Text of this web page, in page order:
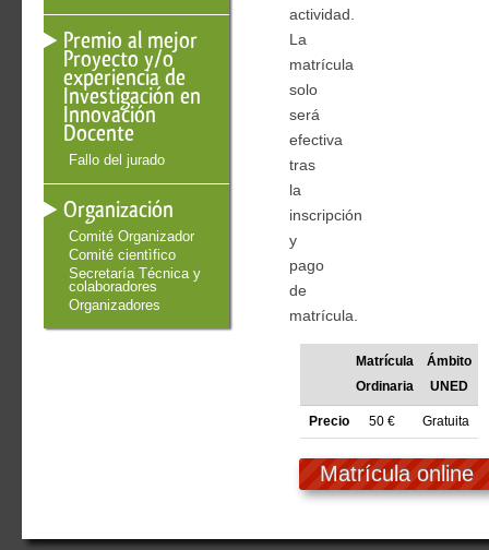
Premio al mejor
Proyecto y/o
experiencia de
Investigación en
Innovación
Docente
Fallo del jurado
Organización
Comité Organizador
Comité cientìfico
Secretaría Técnica y
colaboradores
Organizadores
actividad.
La
matrícula
solo
será
efectiva
tras
la
inscripción
y
pago
de
matrícula.
Matrícula
Ordinaria
Ámbito
UNED
Precio 50 € Gratuita
Matrícula online